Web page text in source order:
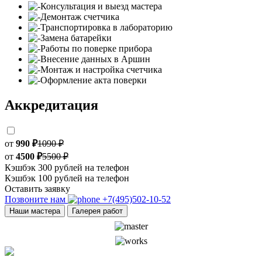
Консультация и выезд мастера
Демонтаж счетчика
Транспортировка в лабораторию
Замена батарейки
Работы по поверке прибора
Внесение данных в Аршин
Монтаж и настройка счетчика
Оформление акта поверки
Аккредитация
от 990 ₽1090 ₽
от 4500 ₽5500 ₽
Кэшбэк 300 рублей на телефон
Кэшбэк 100 рублей на телефон
Оставить заявку
Позвоните нам
+7(495)502-10-52
Наши мастера Галерея работ